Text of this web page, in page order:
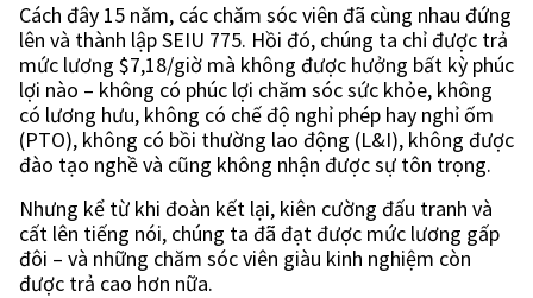
Cách đây 15 năm, các chăm sóc viên đã cùng nhau đứng
lên và thành lập SEIU 775. Hồi đó, chúng ta chỉ được trả
mức lương $7,18/giờ mà không được hưởng bất kỳ phúc
lợi nào – không có phúc lợi chăm sóc sức khỏe, không
có lương hưu, không có chế độ nghỉ phép hay nghỉ ốm
(PTO), không có bồi thường lao động (L&I), không được
đào tạo nghề và cũng không nhận được sự tôn trọng.
Nhưng kể từ khi đoàn kết lại, kiên cường đấu tranh và
cất lên tiếng nói, chúng ta đã đạt được mức lương gấp
đôi – và những chăm sóc viên giàu kinh nghiệm còn
được trả cao hơn nữa.